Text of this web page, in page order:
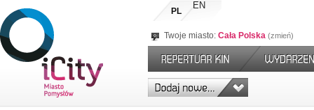
PL
EN
Twoje miasto: Cała Polska zmień